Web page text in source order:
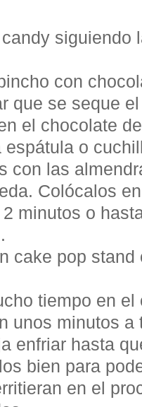
siguiendo
con
que se seque
el chocolate
o
con las
Colócalos
minutos o
cake pop
tiempo en
unos minutos a
enfriar hasta
bien para
en el